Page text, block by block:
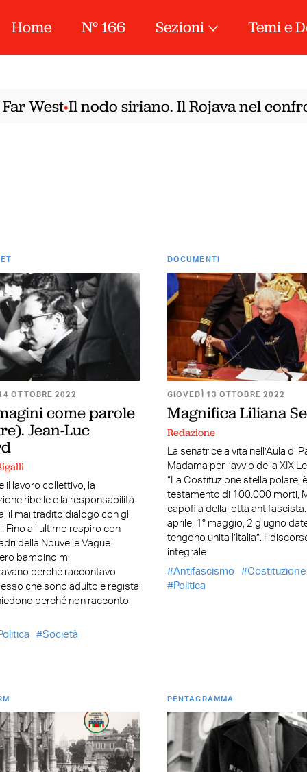
Home N° 166 Sezioni Temi e
West•Il nodo siriano. Il Rojava nel
OTTOBRE 2022
come parole
Jean-Luc
il lavoro collettivo, la
ribelle e la responsabilità
il mai tradito dialogo con gli
Fino all’ultimo respiro con
della Nouvelle Vague:
bambino mi
perché raccontavo
che sono adulto e regista
perché non racconto
Società
DOCUMENTI
GIOVEDÌ 13 OTTOBRE 2022
Magnifica Liliana
Redazione
La senatrice a vita nell’Aula di
Madama per l’avvio della XIX
“La Costituzione stella polare, è
testamento di 100.000 morti,
capofila della lotta
aprile, 1° maggio, 2 giugno
tengono unita l’Italia”. Il
integrale
Antifascismo
Costituzione
Politica
PENTAGRAMMA